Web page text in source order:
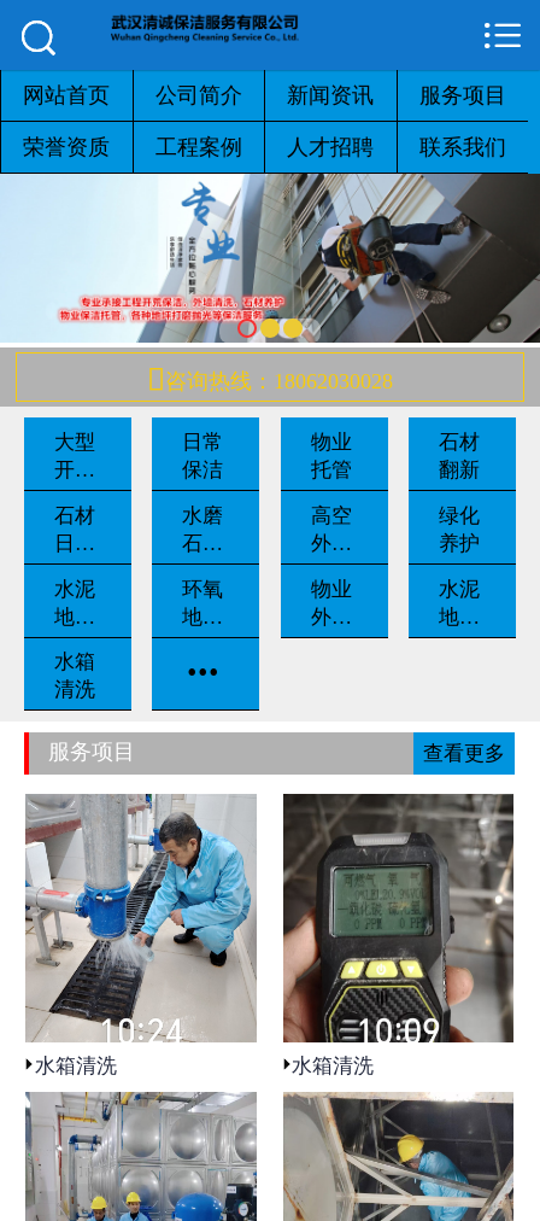
公司简介
新闻资讯
服务项目
荣誉资质
工程案例
人才招聘
联系我们
 

网站首页 公司简介 新闻资讯 服务项目
荣誉资质 工程案例 人才招聘 联系我们
咨询热线：18062030028
大型
开荒
保洁
日常
保洁
物业
托管
石材
翻新
石材
日常
养护
水磨
石翻
新
高空
外墙
清洗
绿化
养护
水泥
地坪
固化
环氧
地坪
漆
物业
外包
保洁
水泥
地坪
打磨
水箱
清洗
...
服务项目 查看更多
水箱清洗 水箱清洗